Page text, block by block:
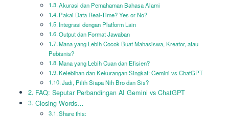
Akurasi dan Pemahaman Bahasa Alami
Pakai Data Real-Time? Yes or No?
Integrasi dengan Platform Lain
Output dan Format Jawaban
Mana yang Lebih Cocok Buat Mahasiswa, Kreator, atau
Pebisnis?
Mana yang Lebih Cuan dan Efisien?
Kelebihan dan Kekurangan Singkat: Gemini vs ChatGPT
Jadi, Pilih Siapa Nih Bro dan Sis?
FAQ: Seputar Perbandingan AI Gemini vs ChatGPT
Closing Words…
Share this: